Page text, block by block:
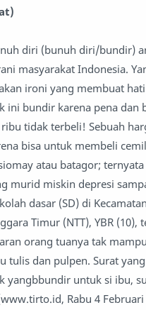
diri (bunuh diri/bundir)
masyarakat Indonesia.
ironi yang membuat
ini bundir karena pena dan
tidak terbeli! Sebuah
bisa untuk membeli
atau batagor;
murid miskin depresi
dasar (SD) di
Timur (NTT), YBR (10),
orang tuanya tak mampu
tulis dan pulpen. Surat yang
yangbbundir untuk si ibu,
Rabu 4 Februari